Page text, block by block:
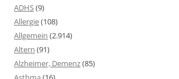
ADHS(9)
Allergie(108)
Allgemein (2.914)
Altern (91)
Alzheimer, Demenz(85)